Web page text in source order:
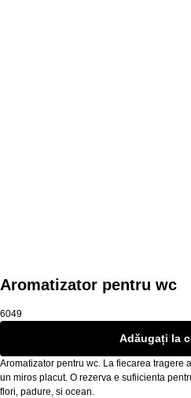
Aromatizator pentru wc
6049
Adăugați la
Aromatizator pentru wc. La fiecarea tragere
un miros placut. O rezerva e sufiicienta
flori, padure, si ocean.